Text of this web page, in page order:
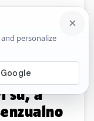
Komentari
ovu
su, a